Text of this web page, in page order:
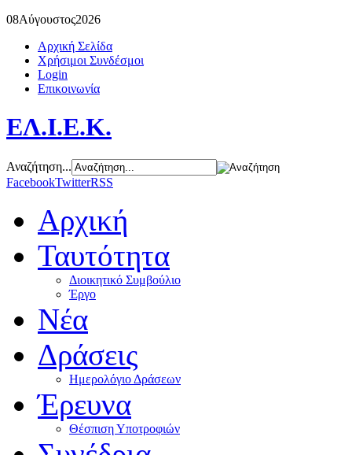
08Αύγουστος2026
Αρχική Σελίδα
Χρήσιμοι Συνδέσμοι
Login
Επικοινωνία
ΕΛ.Ι.Ε.Κ.
Αναζήτηση...
FacebookTwitterRSS
Αρχική
Ταυτότητα
Διοικητικό Συμβούλιο
Έργο
Νέα
Δράσεις
Ημερολόγιο Δράσεων
Έρευνα
Θέσπιση Υποτροφιών